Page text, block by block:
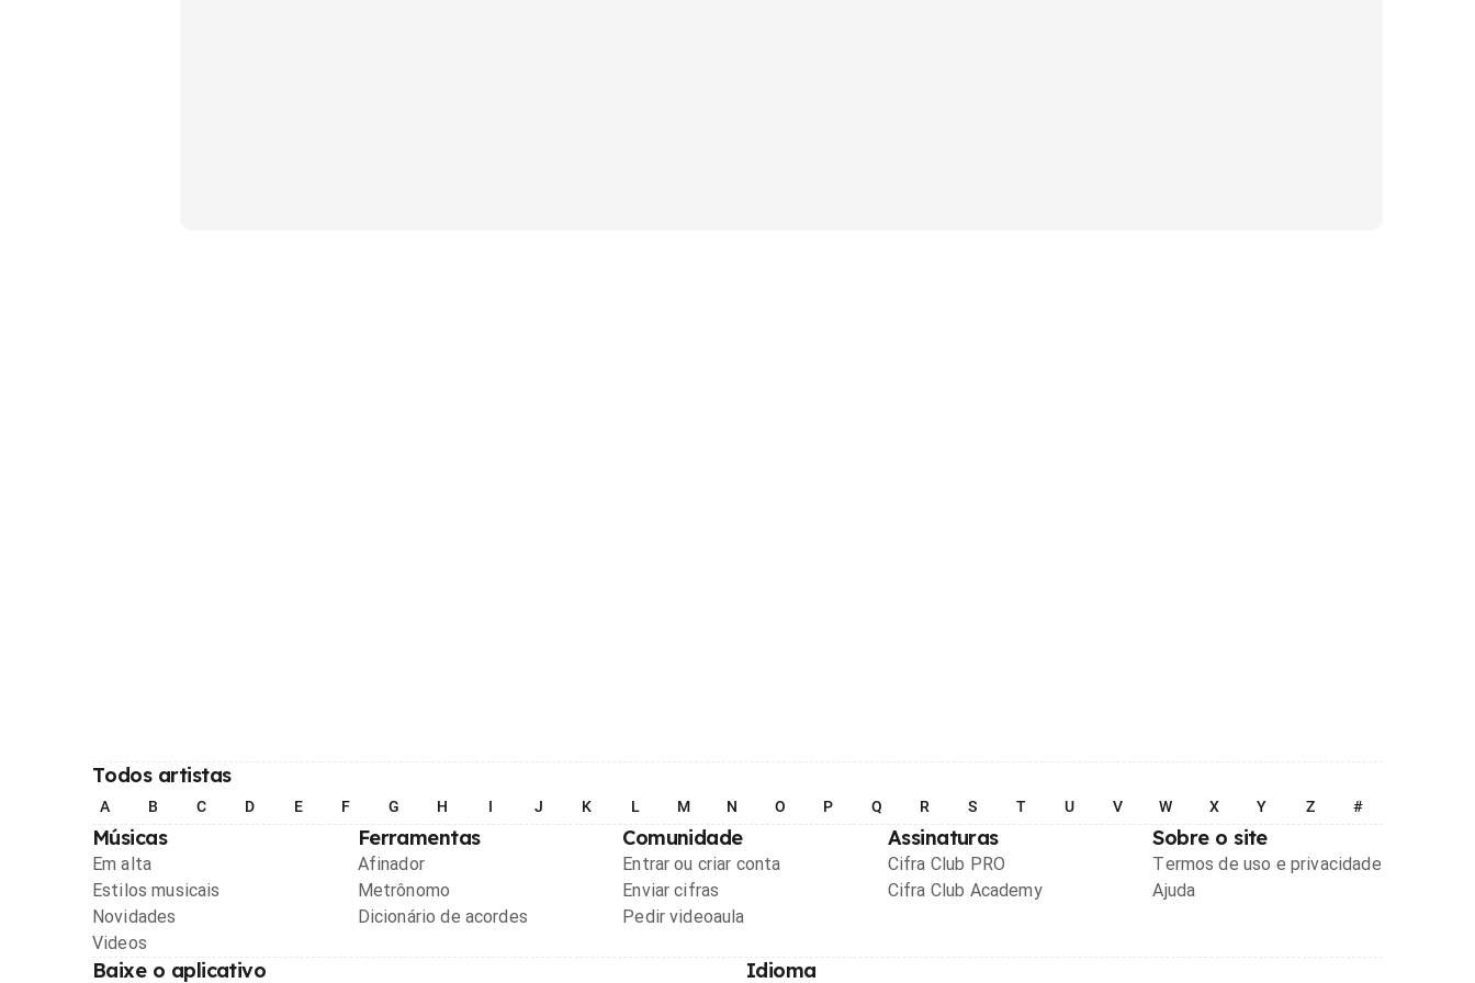
Todos artistas
A B C D E F G H I J K L M N O P Q R S T U V W X Y Z #
Músicas
Em alta
Estilos musicais
Novidades
Videos
Ferramentas
Afinador
Metrônomo
Dicionário de acordes
Comunidade
Entrar ou criar conta
Enviar cifras
Pedir videoaula
Assinaturas
Cifra Club PRO
Cifra Club Academy
Sobre o site
Termos de uso e privacidade
Ajuda
Baixe o aplicativo Idioma